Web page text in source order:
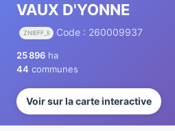
VAUX D'YONNE
ZNIEFF_II Code : 260009937
25 896 ha
44 communes
Voir sur la carte interactive